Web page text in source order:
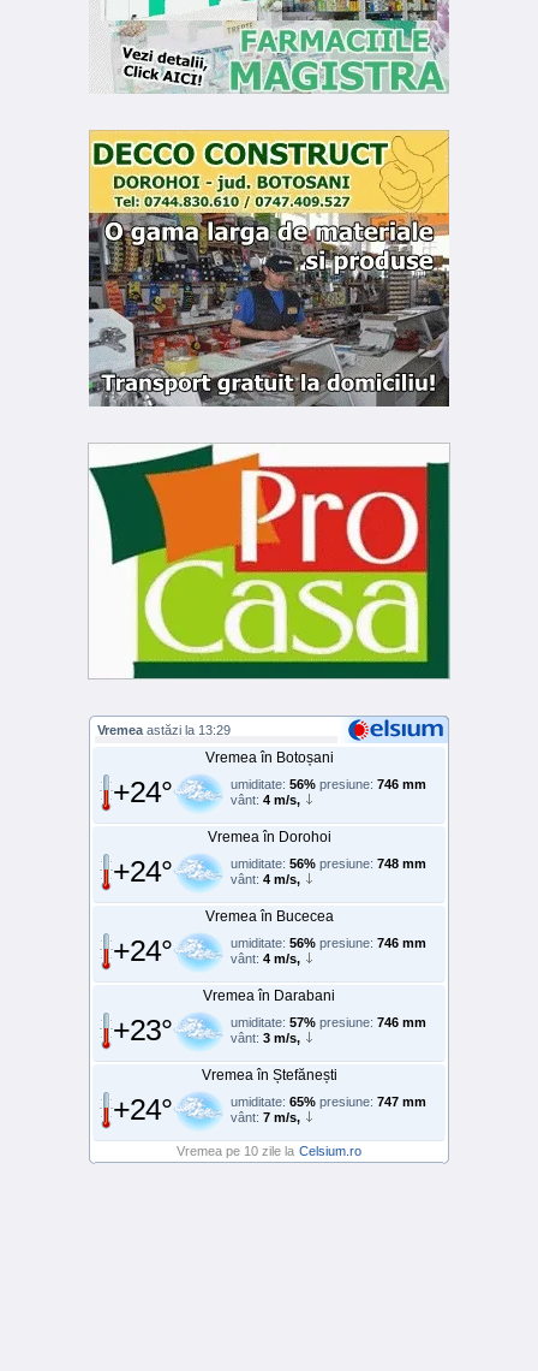
Vremea astăzi la 13:29
Vremea în Botoșani
+24° umiditate: 56% presiune: 746 mm
vânt: 4 m/s,
Vremea în Dorohoi
+24° umiditate: 56% presiune: 748 mm
vânt: 4 m/s,
Vremea în Bucecea
+24° umiditate: 56% presiune: 746 mm
vânt: 4 m/s,
Vremea în Darabani
+23° umiditate: 57% presiune: 746 mm
vânt: 3 m/s,
Vremea în Ștefănești
+24° umiditate: 65% presiune: 747 mm
vânt: 7 m/s,
Vremea pe 10 zile la Celsium.ro